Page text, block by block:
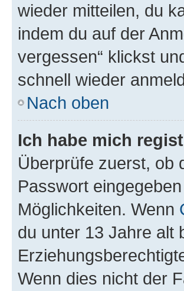
wieder mitteilen, du
indem du auf der
vergessen“ klickst
schnell wieder
Nach oben
Ich habe mich
Überprüfe zuerst, ob
Passwort
Möglichkeiten. Wenn
du unter 13 Jahre alt
Wenn dies nicht der